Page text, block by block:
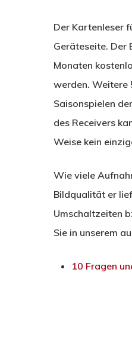
Der Kartenleser
Geräteseite. Der
Monaten
werden. Weitere
Saisonspielen
des Receivers
Weise kein
Wie viele
Bildqualität er
Umschaltzeiten
Sie in unserem
10 Fragen